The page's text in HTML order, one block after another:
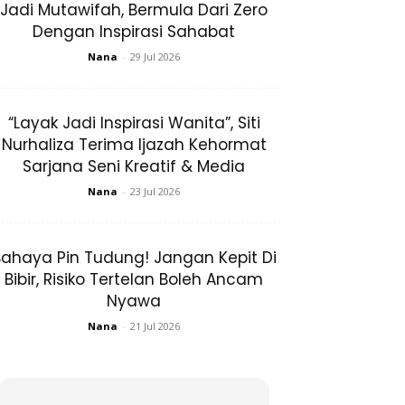
Jadi Mutawifah, Bermula Dari Zero
Dengan Inspirasi Sahabat
Nana - 29 Jul 2026
“Layak Jadi Inspirasi Wanita”, Siti
Nurhaliza Terima Ijazah Kehormat
Sarjana Seni Kreatif & Media
Nana - 23 Jul 2026
Pin Tudung! Jangan Kepit Di
Bibir, Risiko Tertelan Boleh Ancam
Nyawa
Nana - 21 Jul 2026